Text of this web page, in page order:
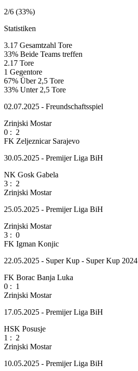
2/6 (33%)
Statistiken
3.17 Gesamtzahl Tore
33% Beide Teams treffen
2.17 Tore
1 Gegentore
67% Über 2,5 Tore
33% Unter 2,5 Tore
02.07.2025 - Freundschaftsspiel
Zrinjski Mostar
0 : 2
FK Zeljeznicar Sarajevo
30.05.2025 - Premijer Liga BiH
NK Gosk Gabela
3 : 2
Zrinjski Mostar
25.05.2025 - Premijer Liga BiH
Zrinjski Mostar
3 : 0
FK Igman Konjic
22.05.2025 - Super Kup - Super Kup 2024
FK Borac Banja Luka
0 : 1
Zrinjski Mostar
17.05.2025 - Premijer Liga BiH
HSK Posusje
1 : 2
Zrinjski Mostar
10.05.2025 - Premijer Liga BiH